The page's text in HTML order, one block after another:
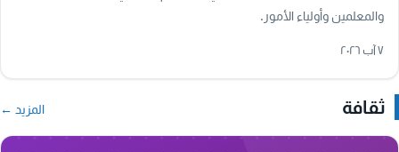
والمعلمين وأولياء الأمور.
٧ آب ٢٠٢٦
ثقافة المزيد ←